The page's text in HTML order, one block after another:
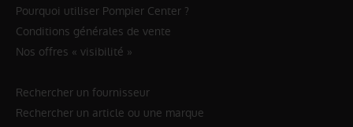
Pourquoi utiliser Pompier Center ?
Conditions générales de vente
Nos offres « visibilité »
Rechercher un fournisseur
Rechercher un article ou une marque